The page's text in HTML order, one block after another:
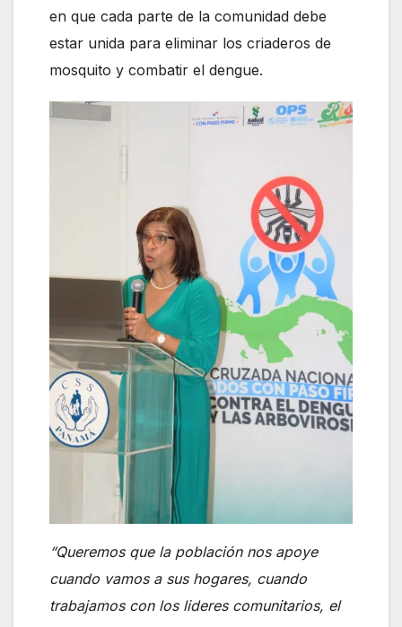
en que cada parte de la comunidad debe
estar unida para eliminar los criaderos de
mosquito y combatir el dengue.
“Queremos que la población nos apoye
cuando vamos a sus hogares, cuando
trabajamos con los lideres comunitarios, el